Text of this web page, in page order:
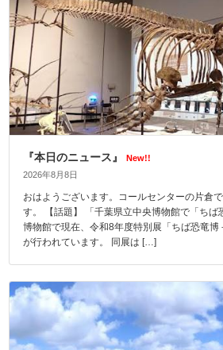
『本日のニュース』
New!!
2026年8月8日
おはようございます。コールセンターの片倉
す。 【話題】 「千葉県立中央博物館で「ちば
博物館で現在、令和8年度特別展「ちば恐竜博
が行われています。 同展は […]